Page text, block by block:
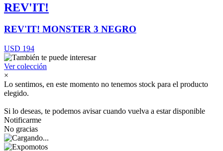
REV'IT!
REV'IT! MONSTER 3 NEGRO
USD 194
Ver colección
×
Lo sentimos, en este momento no tenemos stock para el producto
elegido.
Si lo deseas, te podemos avisar cuando vuelva a estar disponible
Notificarme
No gracias